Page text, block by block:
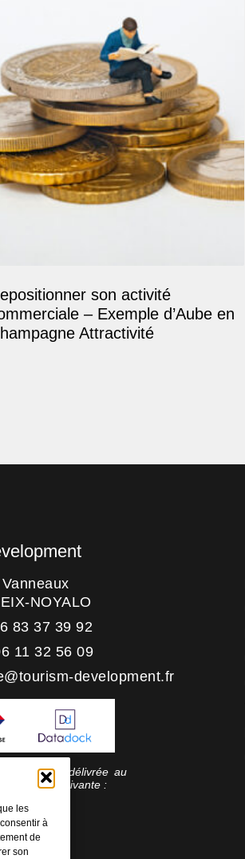
les
à
de
son
son activité
– Exemple d’Aube en
Attractivité
NOYALO
83 37 39 92
11 32 56 09
development.fr
a été délivrée au
d’action suivante :